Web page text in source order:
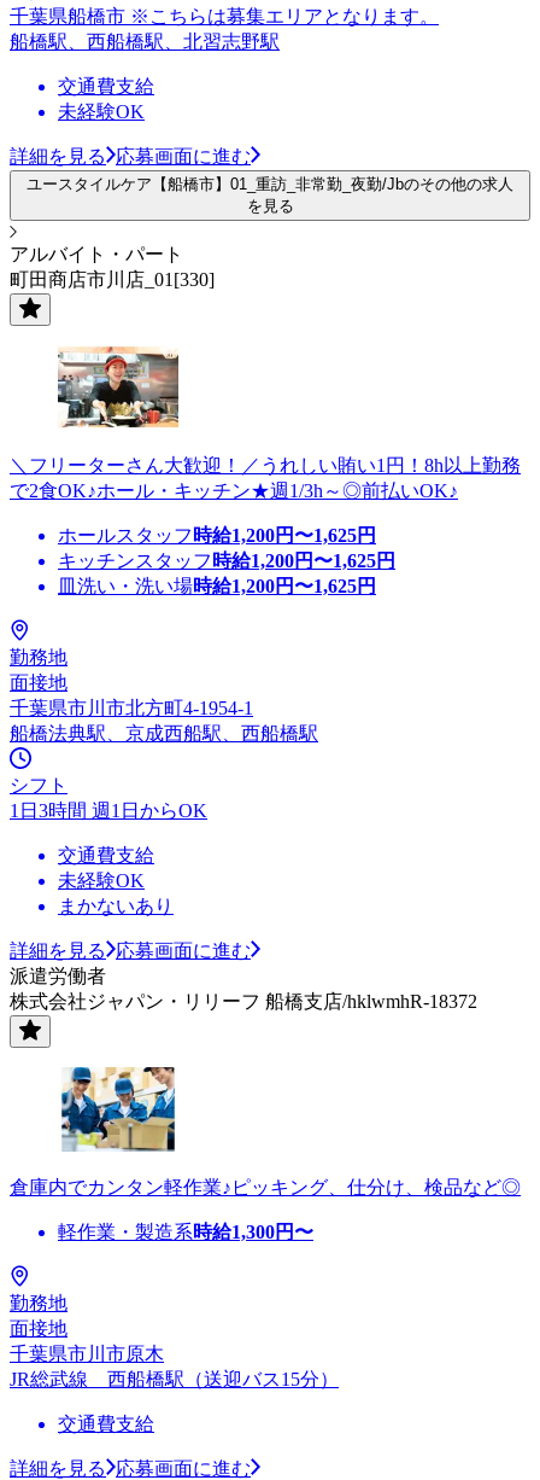
千葉県船橋市 ※こちらは募集エリアとなります。
船橋駅、西船橋駅、北習志野駅
交通費支給
未経験OK
詳細を見る 応募画面に進む
ユースタイルケア【船橋市】01_重訪_非常勤_夜勤/Jbのその他の求人
を見る
アルバイト・パート
町田商店市川店_01[330]
＼フリーターさん大歓迎！／うれしい賄い1円！8h以上勤務
で2食OK♪ホール・キッチン★週1/3h～◎前払いOK♪
ホールスタッフ 時給1,200円〜1,625円
キッチンスタッフ 時給1,200円〜1,625円
皿洗い・洗い場時給1,200円〜1,625円
勤務地
面接地
千葉県市川市北方町4-1954-1
船橋法典駅、京成西船駅、西船橋駅
シフト
1日3時間 週1日からOK
交通費支給
未経験OK
まかないあり
詳細を見る
応募画面に進む
派遣労働者
株式会社ジャパン・リリーフ 船橋支店/hklwmhR-18372
倉庫内でカンタン軽作業♪ピッキング、仕分け、検品など◎
軽作業・製造系時給1,300円〜
勤務地
面接地
千葉県市川市原木
JR総武線 西船橋駅（送迎バス15分）
交通費支給
詳細を見る 応募画面に進む